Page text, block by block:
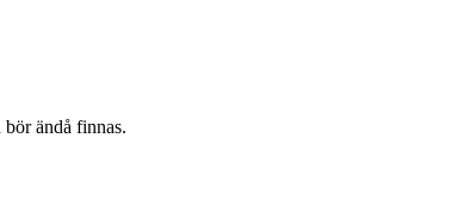
ändå finnas.